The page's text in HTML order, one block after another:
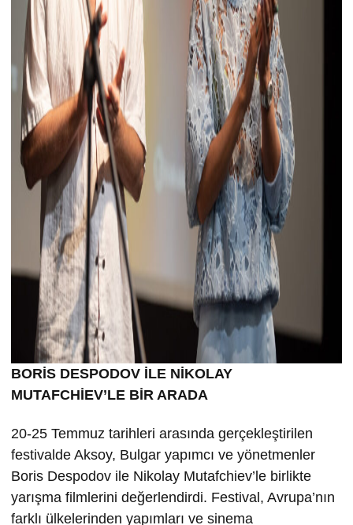
BORİS DESPODOV İLE NİKOLAY
MUTAFCHİEV’LE BİR ARADA
20-25 Temmuz tarihleri arasında gerçekleştirilen
festivalde Aksoy, Bulgar yapımcı ve yönetmenler
Boris Despodov ile Nikolay Mutafchiev’le birlikte
yarışma filmlerini değerlendirdi. Festival, Avrupa’nın
farklı ülkelerinden yapımları ve sinema